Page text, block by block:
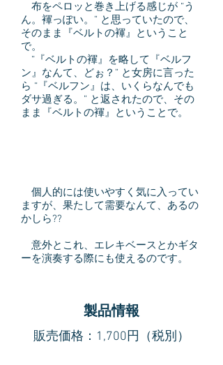
布をペロッと巻き上げる感じが “う
ん。褌っぽい。” と思っていたので、
そのまま『ベルトの褌』ということ
で。
“『ベルトの褌』を略して『ベルフ
ン』なんて、どぉ？” と女房に言った
ら “『ベルフン』は、いくらなんでも
ダサ過ぎる。” と返されたので、その
まま『ベルトの褌』ということで。
個人的には使いやすく気に入ってい
ますが、果たして需要なんて、あるの
かしら??
意外とこれ、エレキベースとかギタ
ーを演奏する際にも使えるのです。
製品情報
​販売価格：1,700円（税別）